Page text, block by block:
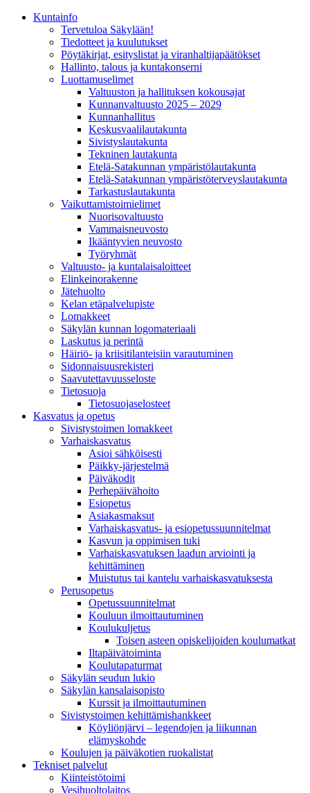
Kunta­info
Tervetuloa Säkylään!
Tiedotteet ja kuulutukset
Pöytäkirjat, esityslistat ja viranhaltijapäätökset
Hallinto, talous ja kuntakonserni
Luottamuselimet
Valtuuston ja hallituksen kokousajat
Kunnanvaltuusto 2025 – 2029
Kunnanhallitus
Keskusvaalilautakunta
Sivistyslautakunta
Tekninen lautakunta
Etelä-Satakunnan ympäristölautakunta
Etelä-Satakunnan ympäristöterveyslautakunta
Tarkastuslautakunta
Vaikuttamistoimielimet
Nuorisovaltuusto
Vammaisneuvosto
Ikääntyvien neuvosto
Työryhmät
Valtuusto- ja kuntalaisaloitteet
Elinkeinorakenne
Jätehuolto
Kelan etäpalvelupiste
Lomakkeet
Säkylän kunnan logomateriaali
Laskutus ja perintä
Häiriö- ja kriisitilanteisiin varautuminen
Sidonnaisuusrekisteri
Saavutettavuusseloste
Tietosuoja
Tietosuojaselosteet
Kasvatus ja opetus
Sivistystoimen lomakkeet
Varhaiskasvatus
Asioi sähköisesti
Päikky-järjestelmä
Päiväkodit
Perhepäivähoito
Esiopetus
Asiakasmaksut
Varhaiskasvatus- ja esiopetussuunnitelmat
Kasvun ja oppimisen tuki
Varhaiskasvatuksen laadun arviointi ja
kehittäminen
Muistutus tai kantelu varhaiskasvatuksesta
Perusopetus
Opetussuunnitelmat
Kouluun ilmoittautuminen
Koulukuljetus
Toisen asteen opiskelijoiden koulumatkat
Iltapäivätoiminta
Koulutapaturmat
Säkylän seudun lukio
Säkylän kansalaisopisto
Kurssit ja ilmoittautuminen
Sivistystoimen kehittämishankkeet
Köyliönjärvi – legendojen ja liikunnan
elämyskohde
Koulujen ja päiväkotien ruokalistat
Tekniset palvelut
Kiinteistötoimi
Vesihuoltolaitos